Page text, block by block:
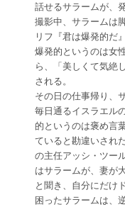
話せるサラームが、
撮影中、サラームは
リフ『君は爆発的だ
爆発的というのは女
ら、「美しくて気絶
される。
その日の仕事帰り、
毎日通るイスラエル
的というのは褒め言
ていると勘違いされ
の主任アッシ・ツー
はサラームが、妻が
と聞き、自分にだけ
困ったサラームは、